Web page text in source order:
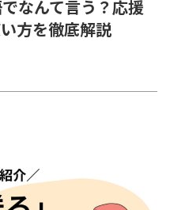
なんて言う？応援
方を徹底解説